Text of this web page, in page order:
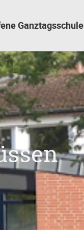
Ganztagsschule